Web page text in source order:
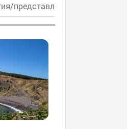
представления